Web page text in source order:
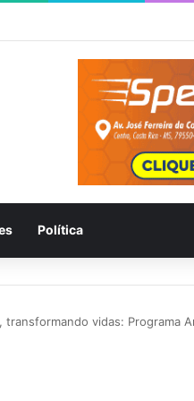
Política
transformando vidas: Programa